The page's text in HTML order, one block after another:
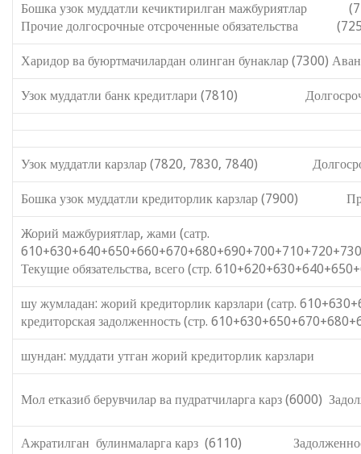
Бошка узок муддатли
Прочие долгосрочные отсроченные обязательства
Харидор ва буюртмачилардан олинган бунаклар (7300)
Узок муддатли банк кредитлари (7810)
Узок муддатли карзлар (7820, 7830, 7840)
Бошка узок муддатли кредиторлик карзлар (7900)
Жорий мажбуриятлар, жами (сатр.
Текущие обязательства, всего (стр.
шу жумладан: жорий кредиторлик карзлари (сатр.
кредиторская задолженность (стр.
шундан: муддати утган жорий кредиторлик карзлари из
Мол етказиб берувчилар ва пудратчиларга карз (6000)
Ажратилган булинмаларга карз (6110)